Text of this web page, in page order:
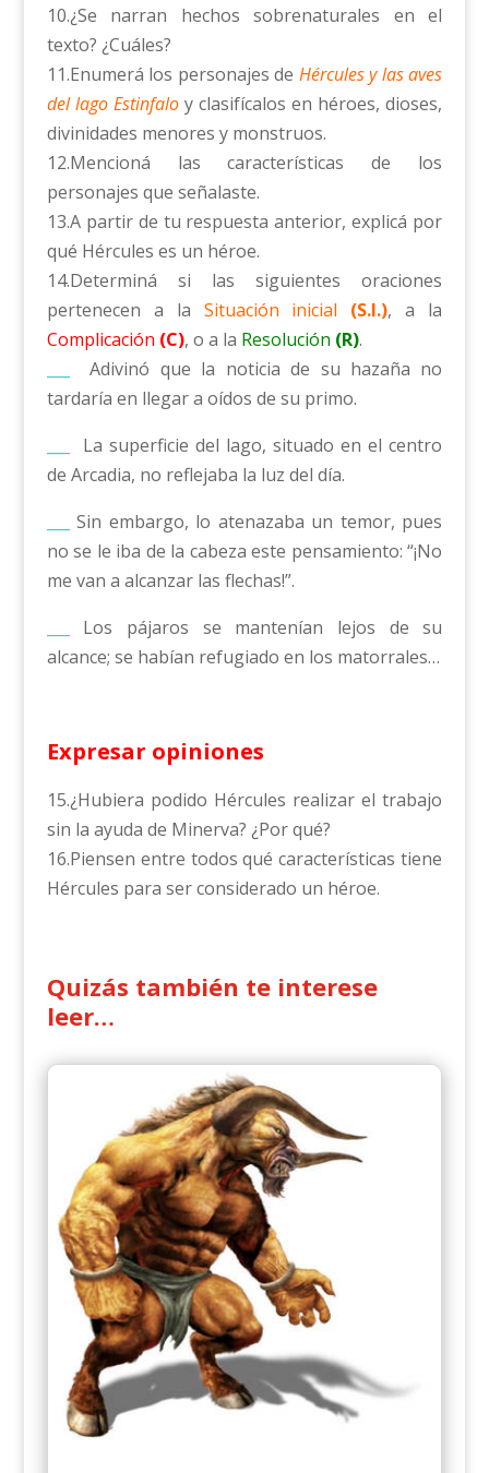
10.¿Se narran hechos sobrenaturales en el
texto? ¿Cuáles?
11.Enumerá los personajes de Hércules y las aves
del lago Estinfaloy clasifícalos en héroes, dioses,
divinidades menores y monstruos.
12.Mencioná las características de los
personajes que señalaste.
13.A partir de tu respuesta anterior, explicá por
qué Hércules es un héroe.
14.Determiná si las siguientes oraciones
pertenecen a la Situación inicial (S.I.), a la
Complicación (C), o a la Resolución (R).
Adivinó que la noticia de su hazaña no
tardaría en llegar a oídos de su primo.
La superficie del lago, situado en el centro
de Arcadia, no reflejaba la luz del día.
Sin embargo, lo atenazaba un temor, pues
no se le iba de la cabeza este pensamiento: “¡No
me van a alcanzar las flechas!”.
Los pájaros se mantenían lejos de su
alcance; se habían refugiado en los matorrales…
Expresar opiniones
15.¿Hubiera podido Hércules realizar el trabajo
sin la ayuda de Minerva? ¿Por qué?
16.Piensen entre todos qué características tiene
Hércules para ser considerado un héroe.
Quizás también te interese
leer…